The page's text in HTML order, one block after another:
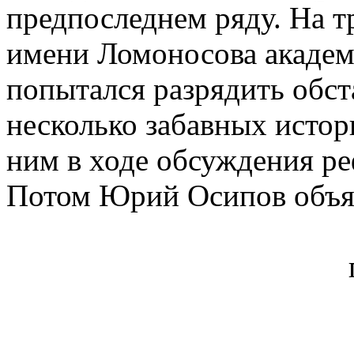
предпоследнем ряду. На
имени Ломоносова
попытался разрядить
несколько забавных
ним в ходе обсуждения
Потом Юрий Осипов